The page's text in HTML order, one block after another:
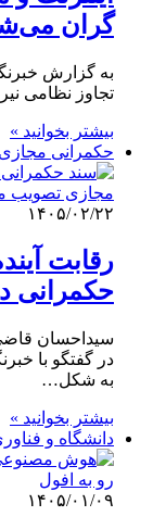
گران
به گزارش
تجاوز نظامی
بیشتر بخوانید »
حکمرانی مجازی
۱۴۰۵/۰۲/۲۲
رقابت
حکمرانی
سیداحسان
در گفتگو با
به شکل…
بیشتر بخوانید »
دانشگاه و
۱۴۰۵/۰۱/۰۹